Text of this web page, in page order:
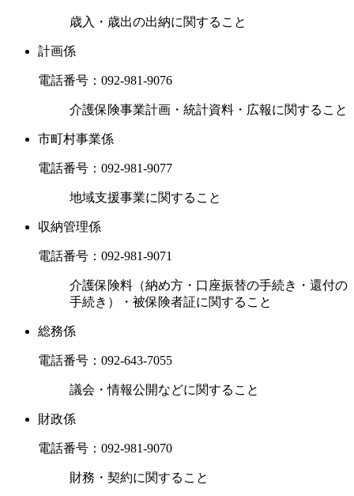
歳入・歳出の出納に関すること
計画係
電話番号： 092-981-9076
介護保険事業計画・統計資料・広報に関すること
市町村事業係
電話番号： 092-981-9077
地域支援事業に関すること
収納管理係
電話番号： 092-981-9071
介護保険料（納め方・口座振替の手続き・還付の
手続き）・被保険者証に関すること
総務係
電話番号： 092-643-7055
議会・情報公開などに関すること
財政係
電話番号： 092-981-9070
財務・契約に関すること